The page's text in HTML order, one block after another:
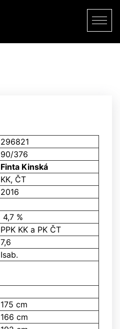
296821
90/376
Finta Kinská
KK, ČT
2016
4,7 %
PPK KK a PK ČT
7,6
Isab.
175 cm
166 cm